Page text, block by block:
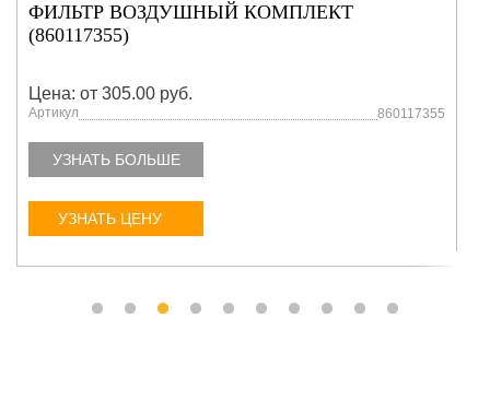
ФИЛЬТР ВОЗДУШНЫЙ КОМПЛЕКТ
(860117355)
Цена: от 305.00 руб.
Артикул 860117355
УЗНАТЬ БОЛЬШЕ
УЗНАТЬ ЦЕНУ